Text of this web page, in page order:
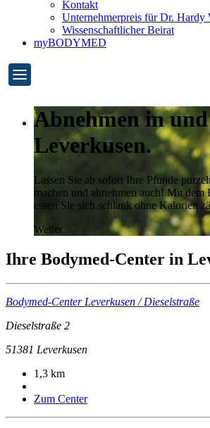
Kontakt
Unternehmerpreis für Dr. Hardy
Wissenschaftlicher Beirat
myBODYMED
Abnehmen in
Leverkusen.
Lassen Sie ab sofort Ihre Pfunde
machen und abnehmen auch! Mit
essen Sie sich schlank ohne Kalorien
Weiter
Ihre Bodymed-Center in
Bodymed-Center Leverkusen / Dieselstraße
Dieselstraße 2
51381 Leverkusen
1,3 km
Zum Center